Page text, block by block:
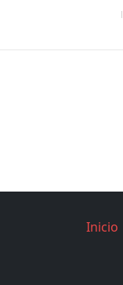
Inicio